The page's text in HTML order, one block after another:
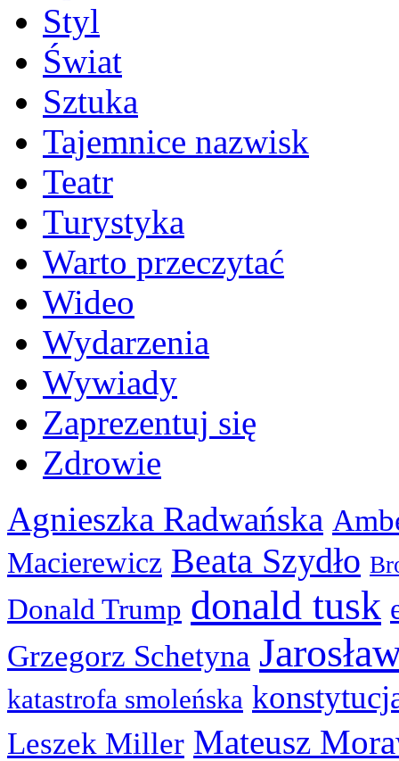
Styl
Świat
Sztuka
Tajemnice nazwisk
Teatr
Turystyka
Warto przeczytać
Wideo
Wydarzenia
Wywiady
Zaprezentuj się
Zdrowie
Agnieszka Radwańska
Macierewicz Beata Szydło
Donald Trump donald tusk
Grzegorz Schetyna
katastrofa smoleńska
Leszek Miller Mateusz